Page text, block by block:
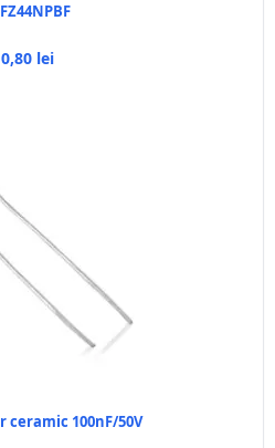
0,80 lei
ceramic 100nF/50V